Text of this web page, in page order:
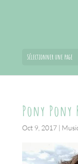
Sélectionner une page
Pony
Oct 9, 2017|